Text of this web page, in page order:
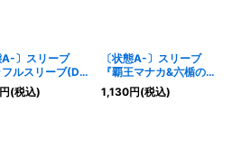
A-〕スリーブ
フルスリーブ(D
ティメットバト
)』50枚【-】
(税込)
〔状態A-〕スリーブ
『覇王マナカ&六楯の皇
帝ケイ(アルティメット
バトスピくじ)』50枚
1,130円(税込)